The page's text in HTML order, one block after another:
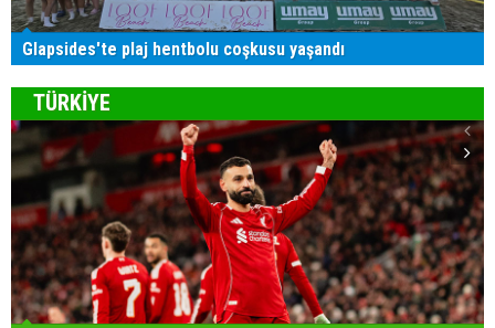
Glapsides'te plaj hentbolu coşkusu yaşandı
TÜRKİYE